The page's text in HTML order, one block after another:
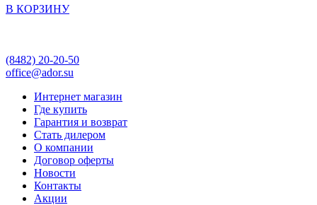
В КОРЗИНУ
(8482) 20-20-50
office@ador.su
Интернет магазин
Где купить
Гарантия и возврат
Стать дилером
О компании
Договор оферты
Новости
Контакты
Акции